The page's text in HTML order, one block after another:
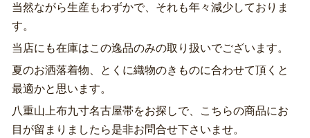
当然ながら生産もわずかで、それも年々減少しておりま
す。
当店にも在庫はこの逸品のみの取り扱いでございます。
夏のお洒落着物、とくに織物のきものに合わせて頂くと
最適かと思います。
八重山上布九寸名古屋帯をお探しで、こちらの商品にお
目が留まりましたら是非お問合せ下さいませ。